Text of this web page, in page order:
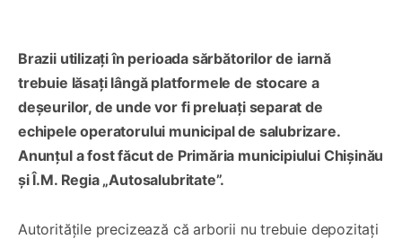
Brazii utilizați în perioada sărbătorilor de iarnă
trebuie lăsați lângă platformele de stocare a
deșeurilor, de unde vor fi preluați separat de
echipele operatorului municipal de salubrizare.
Anunțul a fost făcut de Primăria municipiului Chișinău
și Î.M. Regia „Autosalubritate”.
Autoritățile precizează că arborii nu trebuie depozitați